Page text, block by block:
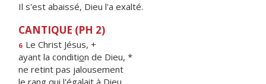
Il s'est abaissé, Dieu l'a exalté.
CANTIQUE (PH 2)
6 Le Christ Jésus, +
ayant la condition de Dieu, *
ne retint pas jalousement
le rang qui l'égalait à Dieu.